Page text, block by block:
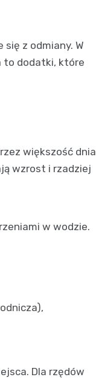
z odmiany. W
to dodatki, które
większość dnia
wzrost i rzadziej
w wodzie.
Dla rzędów